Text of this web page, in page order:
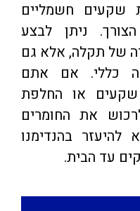
שקעים חשמליים
ניתן לבצע
של תקלה, אלא גם
כללי. אם אתם
שקעים או החלפת
את החומרים
בהנדימנו
עד הבית.